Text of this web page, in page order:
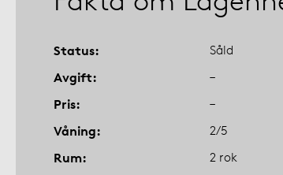
Status Såld
Avgift –
Pris –
Våning 2/5
Rum 2 rok